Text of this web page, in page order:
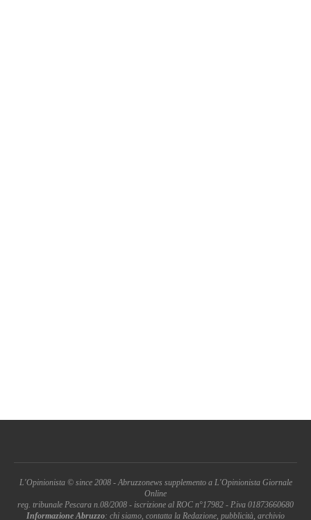
L'Opinionista © since 2008 - Abruzzonews supplemento a L'Opinionista Giornale
Online
reg. tribunale Pescara n.08/2008 - iscrizione al ROC n°17982 - P.iva 01873660680
Informazione Abruzzo: chi siamo, contatta la Redazione, pubblicità, archivio